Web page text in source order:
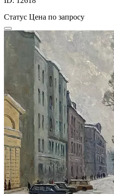
Статус Цена по запросу